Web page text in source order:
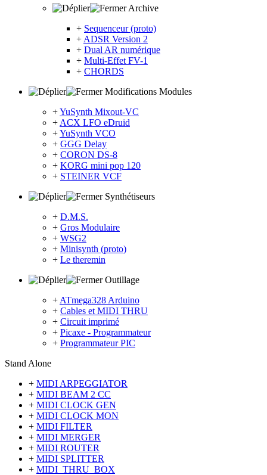
Archive
+ Sequenceur (proto)
+ ADSR Version 2
+ Dual AR numérique
+ Multi-Effet FV-1
+ CHORDS
Modifications Modules
+YuSynth Mixout-VC
+ ACX LFO eDruid
+YuSynth VCO
+ GGG Delay
+ CORON DS-8
+ KORG mini pop 120
+ STEINER VCF
Synthétiseurs
+ D.M.S.
+ Gros Modulaire
+ WSG2
+ Minisynth (proto)
+ Le theremin
Outillage
+ ATmega328 Arduino
+ Cables et MIDI THRU
+ Circuit imprimé
+ Picaxe - Programmateur
+ Programmateur PIC
Stand Alone
+ MIDI ARPEGGIATOR
+ MIDI BEAM 2 CC
+ MIDI CLOCK GEN
+ MIDI CLOCK MON
+ MIDI FILTER
+ MIDI MERGER
+ MIDI ROUTER
+ MIDI SPLITTER
+ MIDI_THRU_BOX